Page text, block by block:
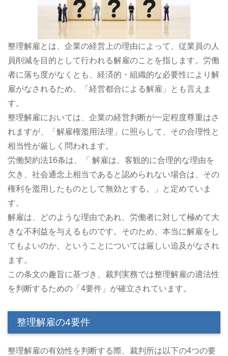
整理解雇とは、企業の経営上の理由によって、従業員の人
員削減を目的として行われる解雇のことを指します。労働
者に落ち度がなくとも、経済的・組織的な必要性により解
雇がなされるため、「経営都合による解雇」とも言えま
す。
整理解雇においては、企業の経営判断が一定程度尊重はさ
れますが、「解雇権濫用法理」に照らして、その合理性と
相当性が厳しく問われます。
労働契約法16条は、「 解雇は、客観的に合理的な理由を
欠き、社会通念上相当であると認められない場合は、その
権利を濫用したものとして無効とする。」と定めていま
す。
解雇は、どのような理由であれ、労働者に対して極めて大
きな不利益を与えるものです。そのため、本当に解雇をし
てもよいのか、ということについては厳しい追及がなされ
ます。
この条文の趣旨に基づき、裁判実務では整理解雇の適法性
を判断するための「4要件」が確立されています。
整理解雇の4要件
整理解雇の有効性を判断する際、裁判所は以下の4つの要